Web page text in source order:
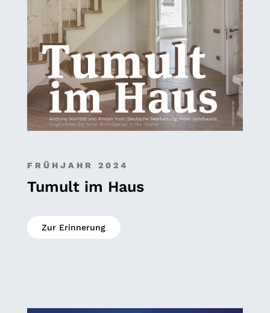
FRÜHJAHR 2024
Tumult im Haus
Zur Erinnerung